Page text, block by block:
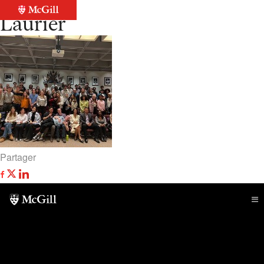
Retour à la liste
Laurier
Partager